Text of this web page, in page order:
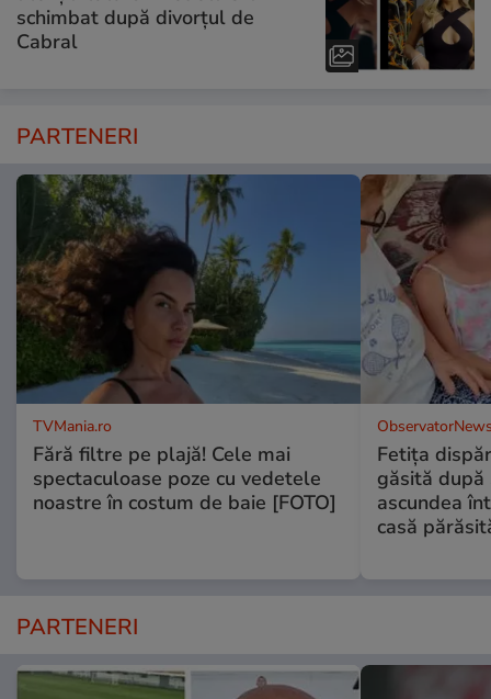
schimbat după divorțul de
Cabral
PARTENERI
TVMania.ro
Fără filtre pe plajă! Cele mai
spectaculoase poze cu vedetele
noastre în costum de baie [FOTO]
Fetiţa
găsită după
ascundea
casă
PARTENERI